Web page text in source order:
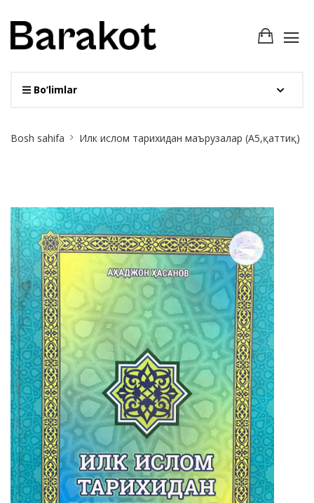
Bo‘limlar
Breadcrumb
Bosh sahifa Илк ислом тарихидан маърузалар (A5,қаттиқ)